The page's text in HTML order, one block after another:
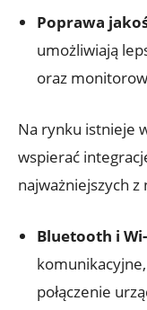
Poprawa
umożliwiają
oraz
Na rynku istnieje
wspierać
najważniejszych z
Bluetooth i
połączenie